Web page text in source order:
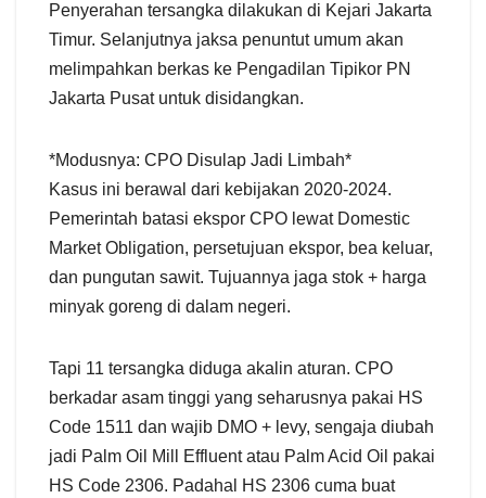
Penyerahan tersangka dilakukan di Kejari Jakarta
Timur. Selanjutnya jaksa penuntut umum akan
melimpahkan berkas ke Pengadilan Tipikor PN
Jakarta Pusat untuk disidangkan.
*Modusnya: CPO Disulap Jadi Limbah*
Kasus ini berawal dari kebijakan 2020-2024.
Pemerintah batasi ekspor CPO lewat Domestic
Market Obligation, persetujuan ekspor, bea keluar,
dan pungutan sawit. Tujuannya jaga stok + harga
minyak goreng di dalam negeri.
Tapi 11 tersangka diduga akalin aturan. CPO
berkadar asam tinggi yang seharusnya pakai HS
Code 1511 dan wajib DMO + levy, sengaja diubah
jadi Palm Oil Mill Effluent atau Palm Acid Oil pakai
HS Code 2306. Padahal HS 2306 cuma buat